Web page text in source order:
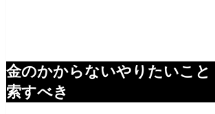
金のかからないやりたいこと
索すべき